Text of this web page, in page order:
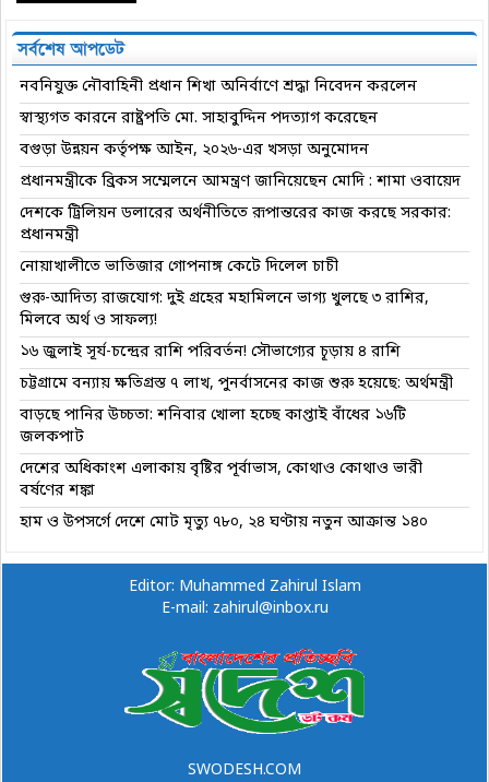
সর্বশেষ আপডেট
নবনিযুক্ত নৌবাহিনী প্রধান শিখা অনির্বাণে শ্রদ্ধা নিবেদন করলেন
স্বাস্থ্যগত কারনে রাষ্ট্রপতি মো. সাহাবুদ্দিন পদত্যাগ করেছেন
বগুড়া উন্নয়ন কর্তৃপক্ষ আইন, ২০২৬-এর খসড়া অনুমোদন
প্রধানমন্ত্রীকে ব্রিকস সম্মেলনে আমন্ত্রণ জানিয়েছেন মোদি : শামা ওবায়েদ
দেশকে ট্রিলিয়ন ডলারের অর্থনীতিতে রূপান্তরের কাজ করছে সরকার:
প্রধানমন্ত্রী
নোয়াখালীতে ভাতিজার গোপনাঙ্গ কেটে দিলেল চাচী
গুরু-আদিত্য রাজযোগ: দুই গ্রহের মহামিলনে ভাগ্য খুলছে ৩ রাশির,
মিলবে অর্থ ও সাফল্য!
১৬ জুলাই সূর্য-চন্দ্রের রাশি পরিবর্তন! সৌভাগ্যের চূড়ায় ৪ রাশি
চট্টগ্রামে বন্যায় ক্ষতিগ্রস্ত ৭ লাখ, পুনর্বাসনের কাজ শুরু হয়েছে: অর্থমন্ত্রী
বাড়ছে পানির উচ্চতা: শনিবার খোলা হচ্ছে কাপ্তাই বাঁধের ১৬টি
জলকপাট
দেশের অধিকাংশ এলাকায় বৃষ্টির পূর্বাভাস, কোথাও কোথাও ভারী
বর্ষণের শঙ্কা
হাম ও উপসর্গে দেশে মোট মৃত্যু ৭৮০, ২৪ ঘণ্টায় নতুন আক্রান্ত ১৪০
Editor: Muhammed Zahirul Islam
E-mail: zahirul@inbox.ru
SWODESH.COM